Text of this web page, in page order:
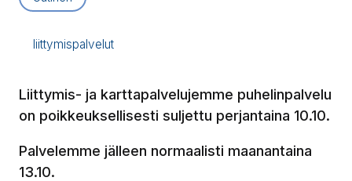
liittymispalvelut
Liittymis- ja karttapalvelujemme puhelinpalvelu
on poikkeuksellisesti suljettu perjantaina 10.10.
Palvelemme jälleen normaalisti maanantaina
13.10.